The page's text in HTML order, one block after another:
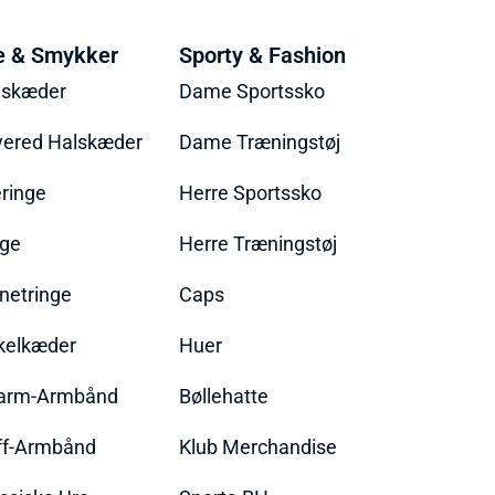
& Smykker
Halskæder
Armbånd
Armbånd
Sporty & Fashion
Dame Sportssko
Dame Træningstøj
Herre Sportssko
Herre Træningstøj
Caps
Huer
Bøllehatte
Klub Merchandise